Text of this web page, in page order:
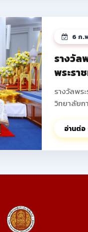
ถึงการสร้
จริง ส่ง
หรือบริกา
ทักษะการ
ดูรูปภาพเ
: https://
6 ก.
รางวัล
พระรา
รางวัลพระราชทาน สถานศึ
วิทยาลัยการอาชีพฝาง
การวิทย
พระราชท
องคมนต
จากคณะผู้
อ่านต่อ